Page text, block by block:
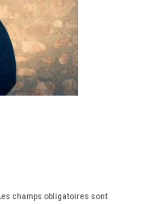
Les champs obligatoires sont